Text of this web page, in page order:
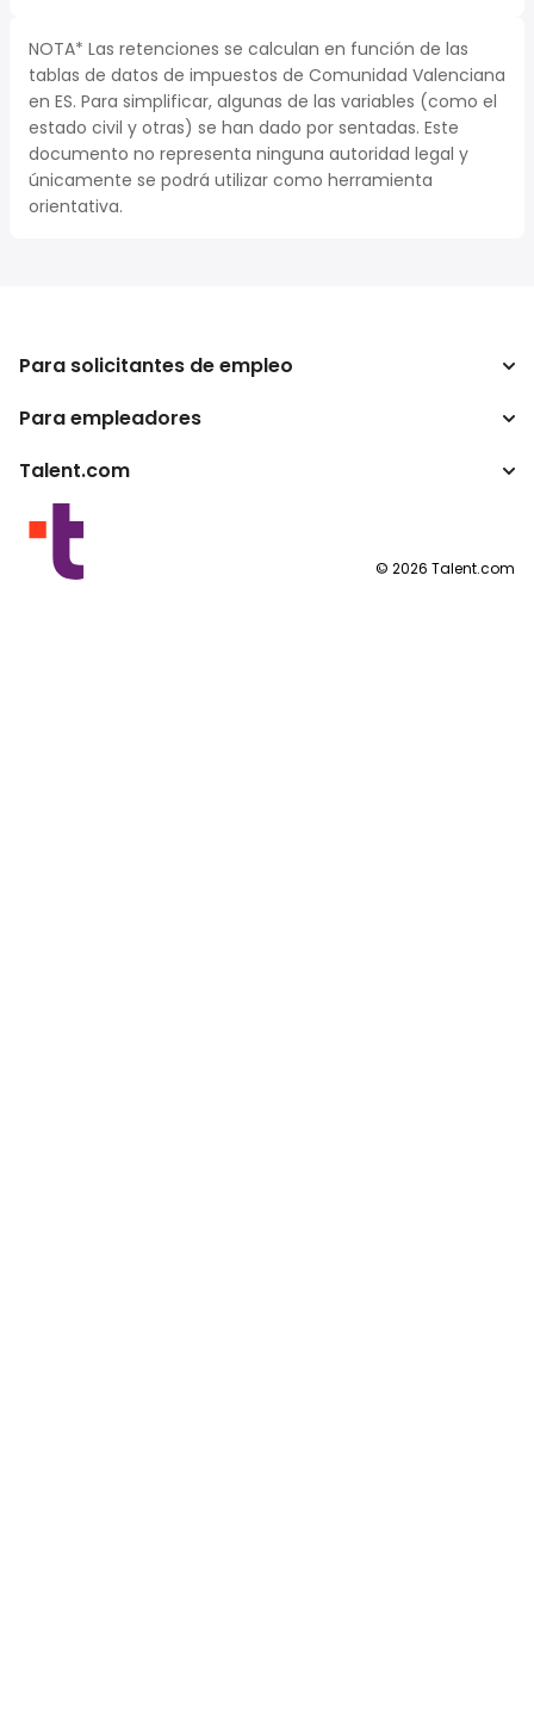
NOTA* Las retenciones se calculan en función de las
tablas de datos de impuestos de Comunidad Valenciana
en ES. Para simplificar, algunas de las variables (como el
estado civil y otras) se han dado por sentadas. Este
documento no representa ninguna autoridad legal y
únicamente se podrá utilizar como herramienta
orientativa.
Para solicitantes de empleo
Buscador de trabajo
Conversor de salario
Para empleadores
Empresa
Programas para publishers
Talent.com
Otros países
Condiciones de uso
© 2026 Talent.com